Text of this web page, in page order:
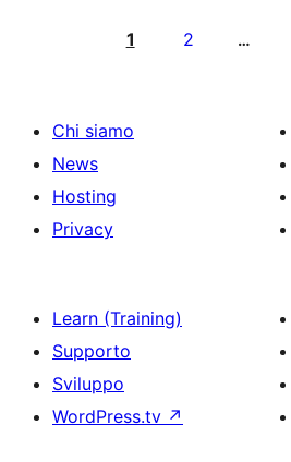
degli
1 2 …
Chi siamo
News
Hosting
Privacy
Learn (Training)
Supporto
Sviluppo
WordPress.tv ↗